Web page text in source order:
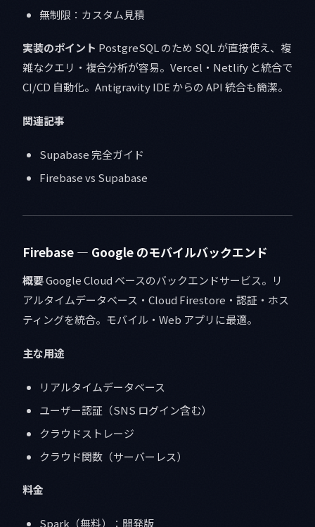
無制限：カスタム見積
実装のポイント PostgreSQL のため SQL が直接使え、複
雑なクエリ・複合分析が容易。Vercel・Netlify と統合で
CI/CD 自動化。Antigravity IDE からの API 統合も簡潔。
関連記事
Supabase 完全ガイド
Firebase vs Supabase
Firebase — Google のモバイルバックエンド
概要Google Cloud ベースのバックエンドサービス。リ
アルタイムデータベース・Cloud Firestore・認証・ホス
ティングを統合。モバイル・Web アプリに最適。
主な用途
リアルタイムデータベース
ユーザー認証（SNS ログイン含む）
クラウドストレージ
クラウド関数（サーバーレス）
料金
Spark（無料）：開発版